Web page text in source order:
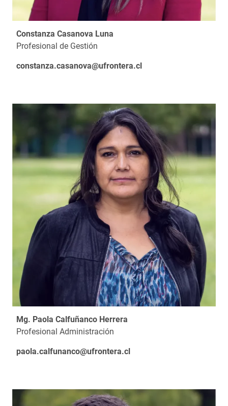
Constanza Casanova Luna
Profesional de Gestión
constanza.casanova@ufrontera.cl
Mg. Paola Calfuñanco Herrera
Profesional Administración
paola.calfunanco@ufrontera.cl